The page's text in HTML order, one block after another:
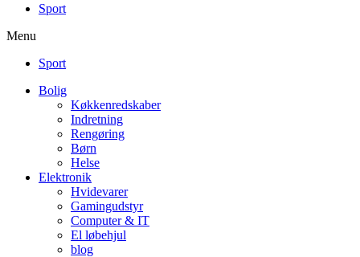
Sport
Menu
Sport
Bolig
Køkkenredskaber
Indretning
Rengøring
Børn
Helse
Elektronik
Hvidevarer
Gamingudstyr
Computer & IT
El løbehjul
blog